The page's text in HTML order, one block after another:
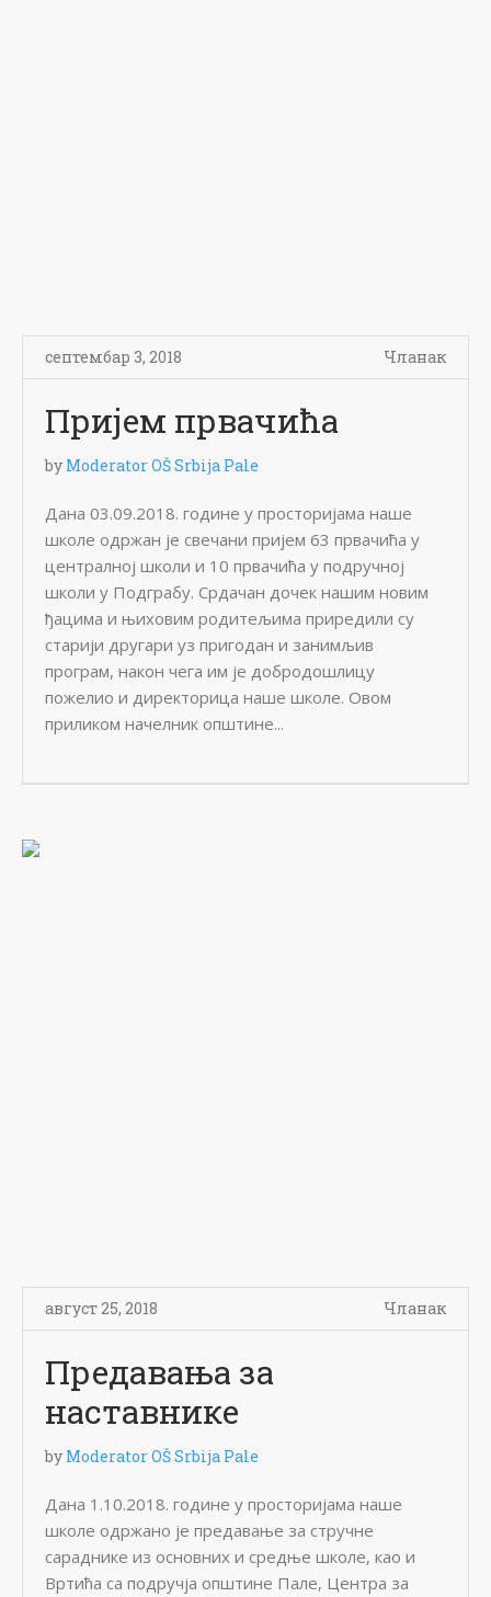
септембар 3, 2018 Чланак
Пријем првачића
by Moderator OŠ Srbija Pale
Дана 03.09.2018. године у просторијама наше
школе одржан је свечани пријем 63 првачића у
централној школи и 10 првачића у подручној
школи у Подграбу. Срдачан дочек нашим новим
ђацима и њиховим родитељима приредили су
старији другари уз пригодан и занимљив
програм, након чега им је добродошлицу
пожелио и директорица наше школе. Овом
приликом начелник општине...
август 25, 2018 Чланак
Предавања за
наставнике
by Moderator OŠ Srbija Pale
Дана 1.10.2018. године у просторијама наше
школе одржано је предавање за стручне
сараднике из основних и средње школе, као и
Вртића са подручја општине Пале, Центра за